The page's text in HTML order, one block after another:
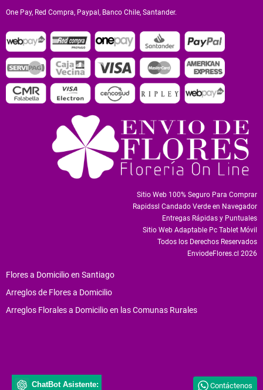
ChatBot Asistente:
One Pay, Red Compra, Paypal, Banco Chile, Santander.
Sitio Web 100% Seguro Para Comprar
Rapidssl Candado Verde en Navegador
Entregas Rápidas y Puntuales
Sitio Web Adaptable Pc Tablet Móvil
Todos los Derechos Reservados
EnviodeFlores.cl 2026
Flores a Domicilio en Santiago
Arreglos de Flores a Domicilio
Arreglos Florales a Domicilio en las Comunas Rurales
Contáctenos